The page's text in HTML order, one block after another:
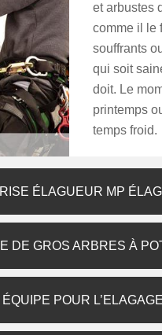
et arbustes
comme il le
souffrants
qui soit
doit. Le
printemps
temps froid.
ÉLAGUEUR MP
DE GROS ARBRES À
POUR